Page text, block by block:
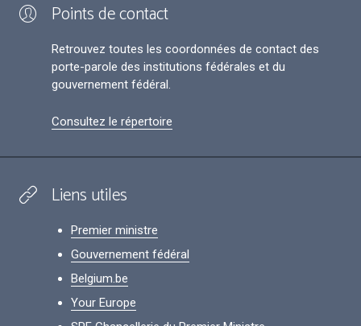
Points de contact
Retrouvez toutes les coordonnées de contact des
porte-parole des institutions fédérales et du
gouvernement fédéral.
Consultez le répertoire
Liens utiles
Premier ministre
Gouvernement fédéral
Belgium.be
Your Europe